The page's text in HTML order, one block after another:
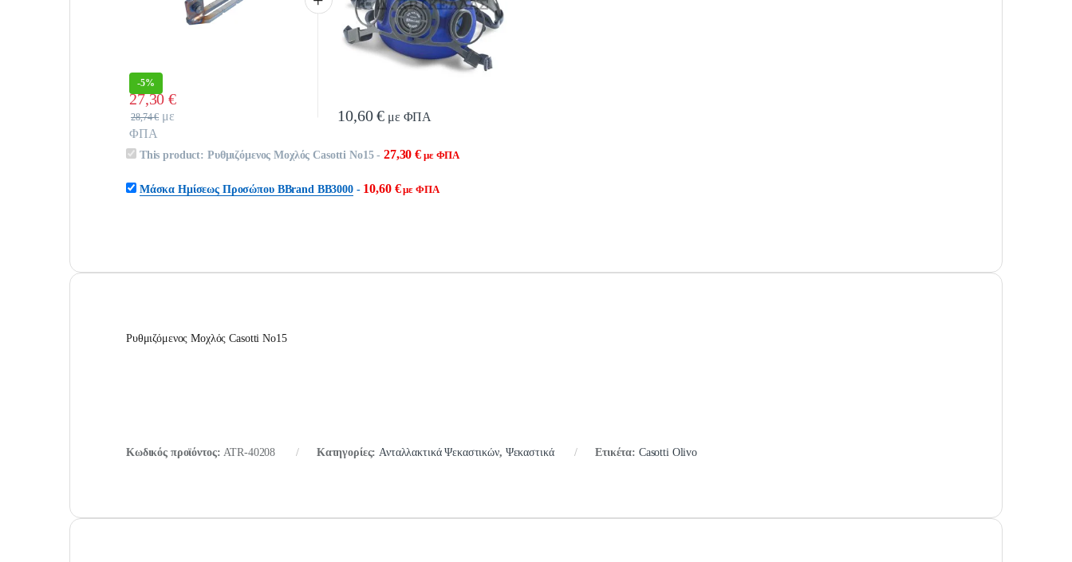
-5%
27,30€
28,74€ με
ΦΠΑ
10,60€ με ΦΠΑ
This product: Ρυθμιζόμενος Μοχλός Casotti Νο15-27,30€ με ΦΠΑ
Μάσκα Ημίσεως Προσώπου BBrand BB3000- 10,60 €με ΦΠΑ
Ρυθμιζόμενος Μοχλός Casotti Νο15
Κωδικός προϊόντος: ATR-40208 Κατηγορίες: Ανταλλακτικά Ψεκαστικών, Ψεκαστικά Ετικέτα: Casotti Olivo